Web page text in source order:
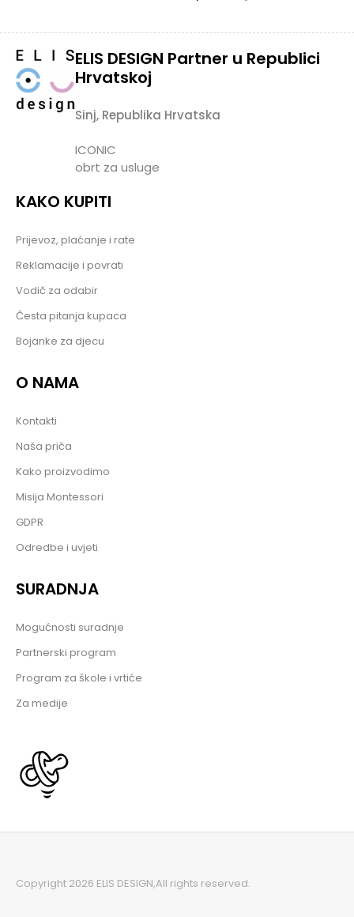
ELIS DESIGN Partner u Republici
Hrvatskoj
Sinj, Republika Hrvatska
ICONIC
obrt za usluge
KAKO KUPITI
Prijevoz, plaćanje i rate
Reklamacije i povrati
Vodič za odabir
Česta pitanja kupaca
Bojanke za djecu
O NAMA
Kontakti
Naša priča
Kako proizvodimo
Misija Montessori
GDPR
Odredbe i uvjeti
SURADNJA
Mogućnosti suradnje
Partnerski program
Program za škole i vrtiće
Za medije
Copyright 2026 ELIS DESIGN,All rights reserved.